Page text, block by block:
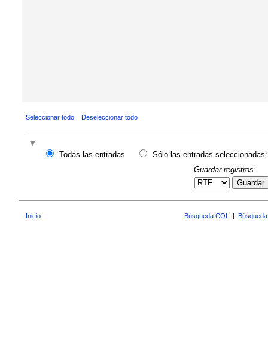
Seleccionar todo Deseleccionar todo
Todas las entradas
Sólo las entradas seleccionadas:
Guardar registros:
Guardar
Inicio Búsqueda CQL